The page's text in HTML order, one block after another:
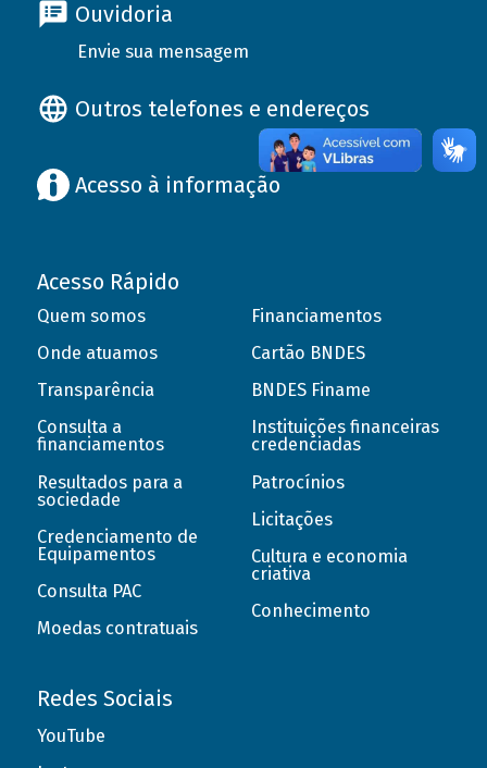
Ouvidoria
Envie sua mensagem
Outros telefones e endereços
Acesso à informação
Acesso Rápido
Quem somos
Onde atuamos
Transparência
Consulta a
financiamentos
Resultados para a
sociedade
Credenciamento de
Equipamentos
Consulta PAC
Moedas contratuais
Financiamentos
Cartão BNDES
BNDES Finame
Instituições financeiras
credenciadas
Patrocínios
Licitações
Cultura e economia
criativa
Conhecimento
Redes Sociais
YouTube